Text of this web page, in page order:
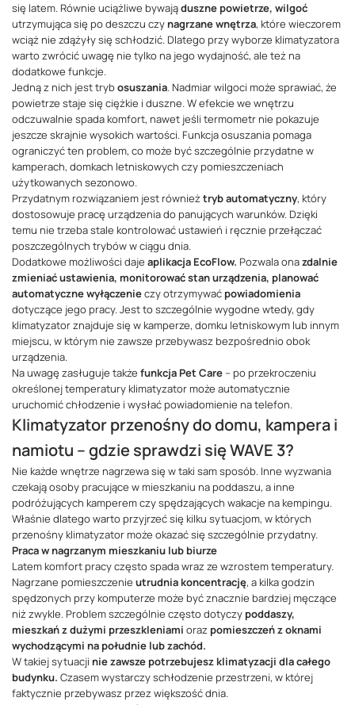
się latem. Równie uciążliwe bywająduszne powietrze, wilgoć
utrzymująca się po deszczu czy nagrzane wnętrza, które wieczorem
wciąż nie zdążyły się schłodzić. Dlatego przy wyborze klimatyzatora
warto zwrócić uwagę nie tylko na jego wydajność, ale też na
dodatkowe funkcje.
Jedną z nich jest trybosuszania. Nadmiar wilgoci może sprawiać, że
powietrze staje się ciężkie i duszne. W efekcie we wnętrzu
odczuwalnie spada komfort, nawet jeśli termometr nie pokazuje
jeszcze skrajnie wysokich wartości. Funkcja osuszania pomaga
ograniczyć ten problem, co może być szczególnie przydatne w
kamperach, domkach letniskowych czy pomieszczeniach
użytkowanych sezonowo.
Przydatnym rozwiązaniem jest równieżtryb automatyczny, który
dostosowuje pracę urządzenia do panujących warunków. Dzięki
temu nie trzeba stale kontrolować ustawień i ręcznie przełączać
poszczególnych trybów w ciągu dnia.
Dodatkowe możliwości daje aplikacja EcoFlow. Pozwala onazdalnie
zmieniać ustawienia, monitorować stan urządzenia, planować
automatyczne wyłączenieczy otrzymywać powiadomienia
dotyczące jego pracy. Jest to szczególnie wygodne wtedy, gdy
klimatyzator znajduje się w kamperze, domku letniskowym lub innym
miejscu, w którym nie zawsze przebywasz bezpośrednio obok
urządzenia.
Na uwagę zasługuje także funkcja Pet Care – po przekroczeniu
określonej temperatury klimatyzator może automatycznie
uruchomić chłodzenie i wysłać powiadomienie na telefon.
Klimatyzator przenośny do domu, kampera i
namiotu – gdzie sprawdzi się WAVE 3?
Nie każde wnętrze nagrzewa się w taki sam sposób. Inne wyzwania
czekają osoby pracujące w mieszkaniu na poddaszu, a inne
podróżujących kamperem czy spędzających wakacje na kempingu.
Właśnie dlatego warto przyjrzeć się kilku sytuacjom, w których
przenośny klimatyzator może okazać się szczególnie przydatny.
Praca w nagrzanym mieszkaniu lub biurze
Latem komfort pracy często spada wraz ze wzrostem temperatury.
Nagrzane pomieszczenie utrudnia koncentrację, a kilka godzin
spędzonych przy komputerze może być znacznie bardziej męczące
niż zwykle. Problem szczególnie często dotyczy poddaszy,
mieszkań z dużymi przeszkleniami oraz pomieszczeń z oknami
wychodzącymi na południe lub zachód.
W takiej sytuacji nie zawsze potrzebujesz klimatyzacji dla całego
budynku. Czasem wystarczy schłodzenie przestrzeni, w której
faktycznie przebywasz przez większość dnia.